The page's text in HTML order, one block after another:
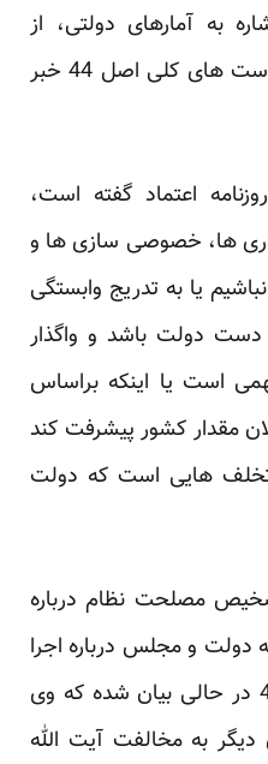
به آمارهای دولتی، از
پیشرفت در زمینه اجرای سیاست های کلی اصل 44 خبر
اعتماد گفته است،
ها، خصوصی سازی ها و
یا به تدریج وابستگی
دست دولت باشد و واگذار
است یا اینکه براساس
مقدار کشور پیشرفت کند
هایی است که دولت
مصلحت نظام درباره
دولت و مجلس درباره اجرا
نکردن سیاست های اصل 44 در حالی بیان شده که وی
به مخالفت آیت الله